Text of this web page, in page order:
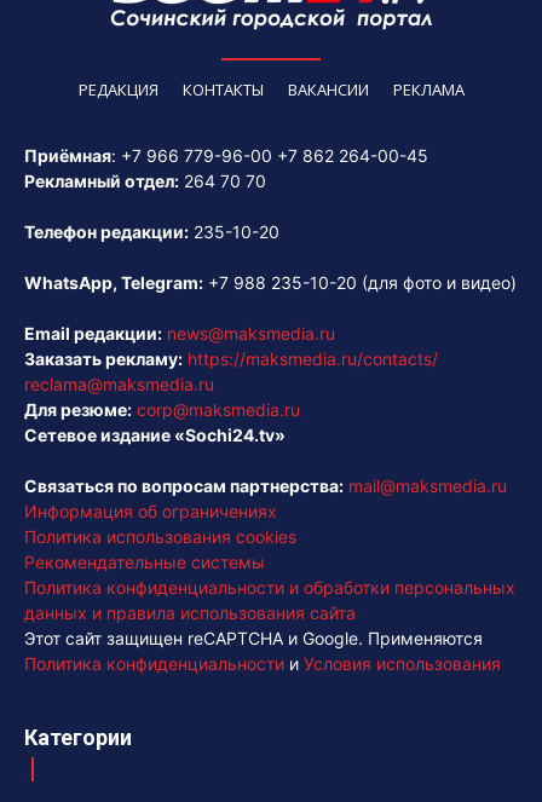
РЕДАКЦИЯ КОНТАКТЫ ВАКАНСИИ РЕКЛАМА
Приёмная: +7 966 779-96-00 +7 862 264-00-45
Рекламный отдел: 264 70 70
Телефон редакции: 235-10-20
WhatsApp, Telegram: +7 988 235-10-20 (для фото и видео)
Email редакции: news@maksmedia.ru
Заказать рекламу: https://maksmedia.ru/contacts/
reclama@maksmedia.ru
Для резюме: corp@maksmedia.ru
Сетевое издание «Sochi24.tv»
Связаться по вопросам партнерства: mail@maksmedia.ru
Информация об ограничениях
Политика использования cookies
Рекомендательные системы
Политика конфиденциальности и обработки персональных
данных и правила использования сайта
Этот сайт защищен reCAPTCHA и Google. Применяются
Политика конфиденциальности и Условия использования
Категории